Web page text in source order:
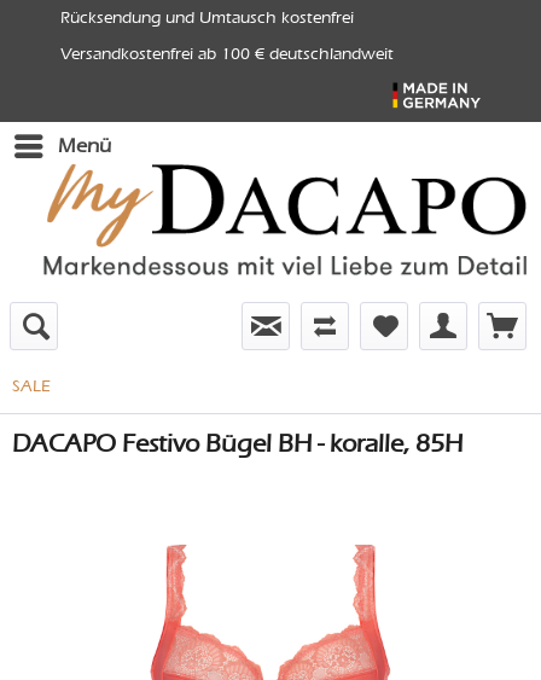
Rücksendung und Umtausch kostenfrei
Versandkostenfrei ab 100 € deutschlandweit
Menü
SALE
DACAPO Festivo Bügel BH - koralle, 85H